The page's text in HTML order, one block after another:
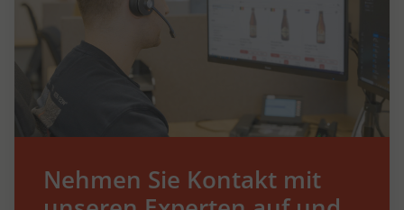
Nehmen Sie Kontakt mit